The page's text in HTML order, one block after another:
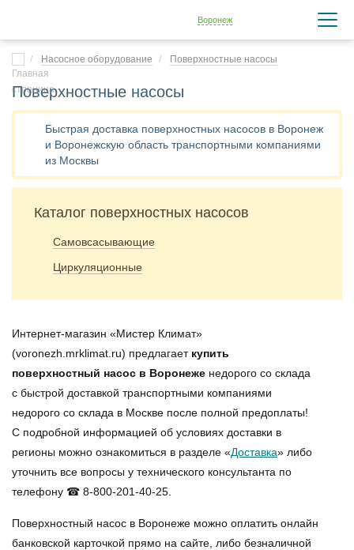
Воронеж
Насосное оборудование Поверхностные насосы
Поверхностные насосы
Быстрая доставка поверхностных насосов в Воронеж
и Воронежскую область транспортными компаниями
из Москвы
Каталог поверхностных насосов
Самовсасывающие
Циркуляционные
Интернет-магазин «Мистер Климат»
(voronezh.mrklimat.ru) предлагает купить
поверхностный насос в Воронеже недорого со склада
с быстрой доставкой транспортными компаниями
недорого со склада в Москве после полной предоплаты!
С подробной информацией об условиях доставки в
регионы можно ознакомиться в разделе «Доставка» либо
уточнить все вопросы у технического консультанта по
телефону ☎ 8-800-201-40-25.
Поверхностный насос в Воронеже можно оплатить онлайн
банковской карточкой прямо на сайте, либо безналичной